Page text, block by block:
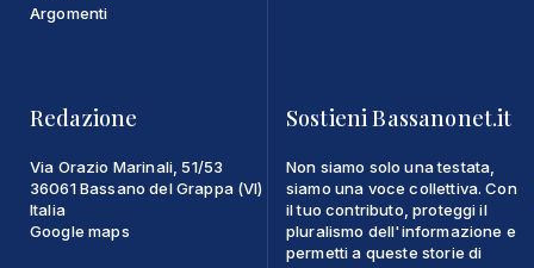
Argomenti
Redazione
Via Orazio Marinali, 51/53
36061 Bassano del Grappa (VI)
Italia
Google maps
Sostieni Bassanonet.it
Non siamo solo una testata,
siamo una voce collettiva. Con
il tuo contributo, proteggi il
pluralismo dell'informazione e
permetti a queste storie di